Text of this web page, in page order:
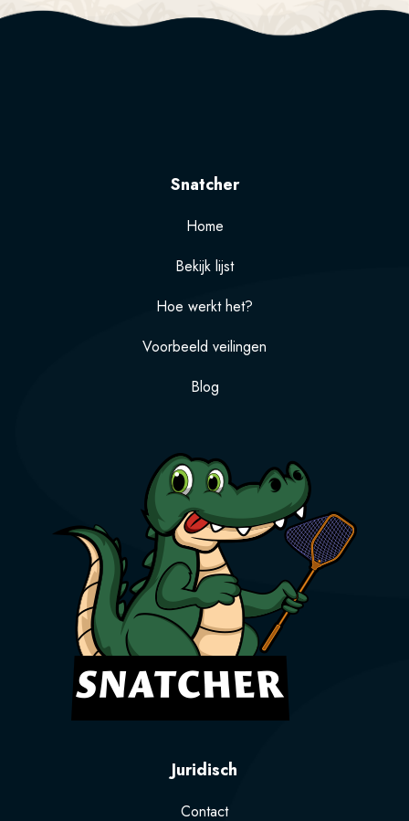
Snatcher
Home
Bekijk lijst
Hoe werkt het?
Voorbeeld veilingen
Blog
Juridisch
Contact